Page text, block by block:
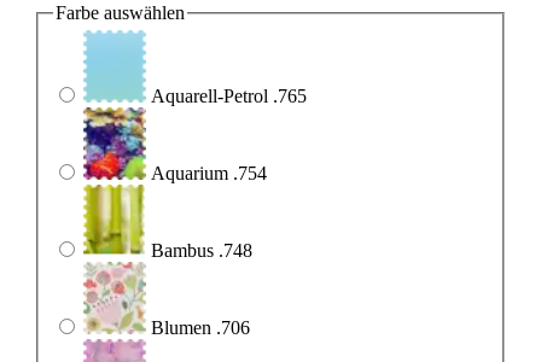
Farbe auswählen
Aquarell-Petrol .765
Aquarium .754
Bambus .748
Blumen .706